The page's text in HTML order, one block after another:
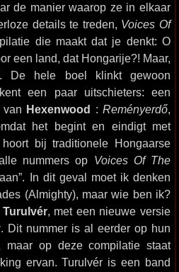
de manier waarop ze in elkaar
details te treden, Voices Of
die maakt dat je denkt: O
een land, dat Hongarije?! Maar,
De hele boel klinkt gewoon
een paar uitschieters: een
Hexenwood :Reményerdő,
het begint en eindigt met
bij traditionele Hongaarse
nummers op Voices Of The
In dit geval moet ik denken
(Almighty), maar wie ben ik?
Turulvér, met een nieuwe versie
. Dit nummer is al eerder op hun
maar op deze compilatie staat
ervan. Turulvér is een band